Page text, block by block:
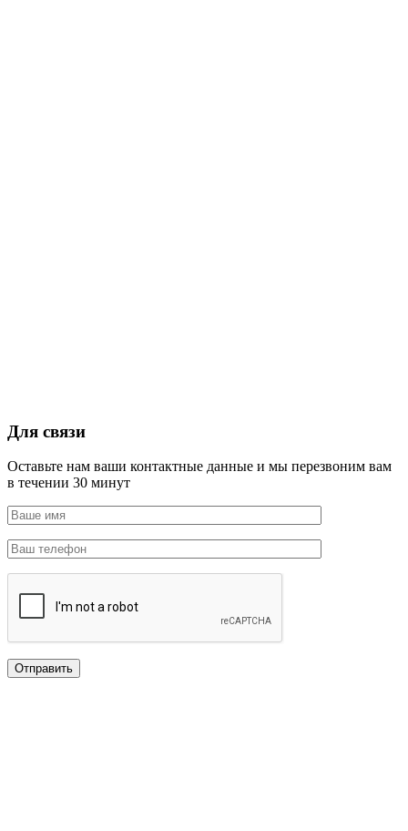
Для связи
Оставьте нам ваши контактные данные и мы перезвоним вам
в течении 30 минут